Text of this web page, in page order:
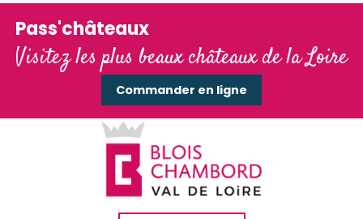
Pass'châteaux
Visitez les plus beaux châteaux de la Loire
Commander en ligne